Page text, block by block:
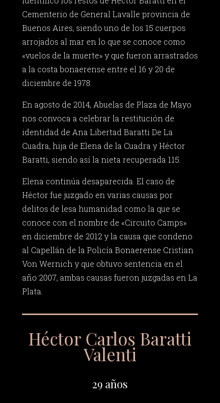
Cementerio de General Lavalle provincia de
Buenos Aires, siendo uno de los 15 cuerpos
arrojados al mar en lo que se conoce como
«vuelos de la muerte» y que fueron arrastrados
a la costa bonaerense entre el 16 y 20 de
diciembre de 1978.
En agosto de 2014, Abuelas de Plaza de Mayo
nos convoca a celebrar la restitución de
identidad de Ana Libertad Baratti De La
Cuadra, hija de Elena de la Cuadra y Héctor
Baratti, siendo así la nieta recuperada 115.
Elena continúa desaparecida. El caso de
Héctor fue juzgado en varias causas por
delitos de lesa humanidad como la que se
conoce con el nombre de «Circuito Camps»
en diciembre de 2012 y la causa que condeno
al Capellán de la Policía Bonaerense Cristian
Von Wernich y que obtuvo sentencia en el
año 2007, ambas causas fueron juzgadas en La
Plata.
Héctor Carlos Baratti
Valenti
29 años